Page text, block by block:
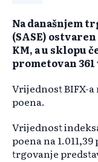
Na današnjem
(SASE)
KM, a u sklopu
prometovan
Vrijednost BIFX-
poena.
Vrijednost
poena na
trgovanje